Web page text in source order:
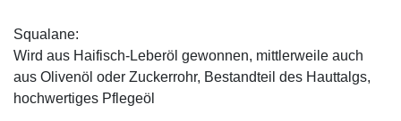
Squalane:
Wird aus Haifisch-Leberöl gewonnen, mittlerweile auch
aus Olivenöl oder Zuckerrohr, Bestandteil des Hauttalgs,
hochwertiges Pflegeöl